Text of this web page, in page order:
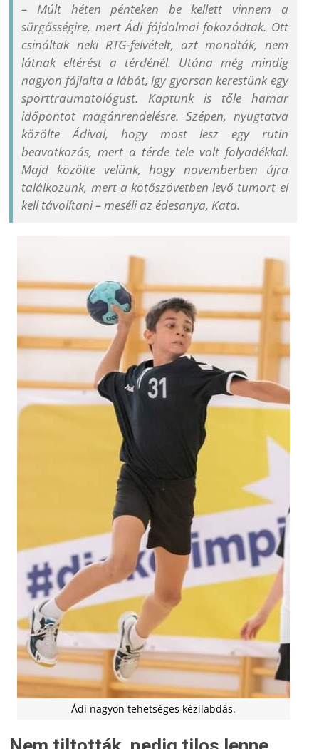
– Múlt héten pénteken be kellett vinnem a
sürgősségire, mert Ádi fájdalmai fokozódtak. Ott
csináltak neki RTG-felvételt, azt mondták, nem
látnak eltérést a térdénél. Utána még mindig
nagyon fájlalta a lábát, így gyorsan kerestünk egy
sporttraumatológust. Kaptunk is tőle hamar
időpontot magánrendelésre. Szépen, nyugtatva
közölte Ádival, hogy most lesz egy rutin
beavatkozás, mert a térde tele volt folyadékkal.
Majd közölte velünk, hogy novemberben újra
találkozunk, mert a kötőszövetben levő tumort el
kell távolítani – meséli az édesanya, Kata.
Ádi nagyon tehetséges kézilabdás.